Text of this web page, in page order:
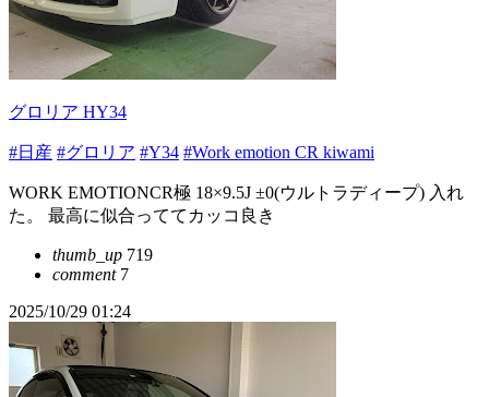
グロリア HY34
#日産 #グロリア #Y34 #Work emotion CR kiwami
WORK EMOTIONCR極 18×9.5J ±0(ウルトラディープ) 入れ
た。 最高に似合っててカッコ良き
thumb_up 719
comment7
2025/10/29 01:24